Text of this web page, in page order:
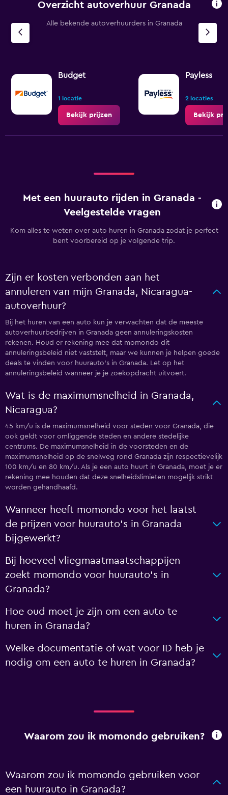
Overzicht autoverhuur Granada
Alle bekende autoverhuurders in Granada
Budget
1 locatie
Bekijk prijzen
Payless
2 locaties
Bekijk
Met een huurauto rijden in Granada -
Veelgestelde vragen
Kom alles te weten over auto huren in Granada zodat je perfect
bent voorbereid op je volgende trip.
Zijn er kosten verbonden aan het
annuleren van mijn Granada, Nicaragua-
autoverhuur?
Bij het huren van een auto kun je verwachten dat de meeste
autoverhuurbedrijven in Granada geen annuleringskosten
rekenen. Houd er rekening mee dat momondo dit
annuleringsbeleid niet vaststelt, maar we kunnen je helpen goede
deals te vinden voor huurauto's in Granada. Let op het
annuleringsbeleid wanneer je je zoekopdracht uitvoert.
Wat is de maximumsnelheid in Granada,
Nicaragua?
45 km/u is de maximumsnelheid voor steden voor Granada, die
ook geldt voor omliggende steden en andere stedelijke
centrums. De maximumsnelheid in de voorsteden en de
maximumsnelheid op de snelweg rond Granada zijn respectievelijk
100 km/u en 80 km/u. Als je een auto huurt in Granada, moet je er
rekening mee houden dat deze snelheidslimieten mogelijk strikt
worden gehandhaafd.
Wanneer heeft momondo voor het laatst
de prijzen voor huurauto's in Granada
bijgewerkt?
Bij hoeveel vliegmaatmaatschappijen
zoekt momondo voor huurauto's in
Granada?
Hoe oud moet je zijn om een auto te
huren in Granada?
Welke documentatie of wat voor ID heb je
nodig om een auto te huren in Granada?
Waarom zou ik momondo gebruiken?
Waarom zou ik momondo gebruiken voor
een huurauto in Granada?